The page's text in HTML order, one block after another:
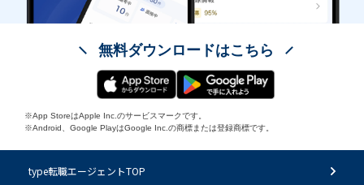
無料ダウンロードはこちら
※App StoreはApple Inc.のサービスマークです。
※Android、Google PlayはGoogle Inc.の商標または登録商標です。
type転職エージェントTOP